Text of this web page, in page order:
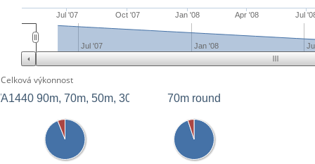
Jul '07 Oct '07 Jan '08 Apr '08 Jul
Jul '07 Jan '08
Celková výkonnost
90m, 70m, 50m, 30m
70m round